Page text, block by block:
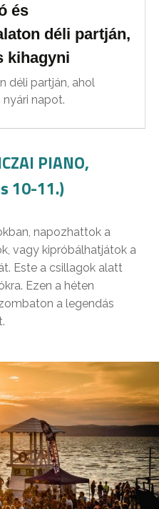
és
déli partján,
kihagyni
déli partján, ahol
napot.
PIANO,
10-11.)
napozhattok a
vagy kipróbálhatjátok a
Este a csillagok alatt
Ezen a héten
a legendás